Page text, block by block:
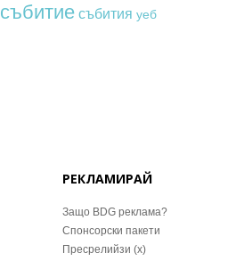
събитие събития уеб
РЕКЛАМИРАЙ
Защо BDG реклама?
Спонсорски пакети
Пресрелийзи (x)